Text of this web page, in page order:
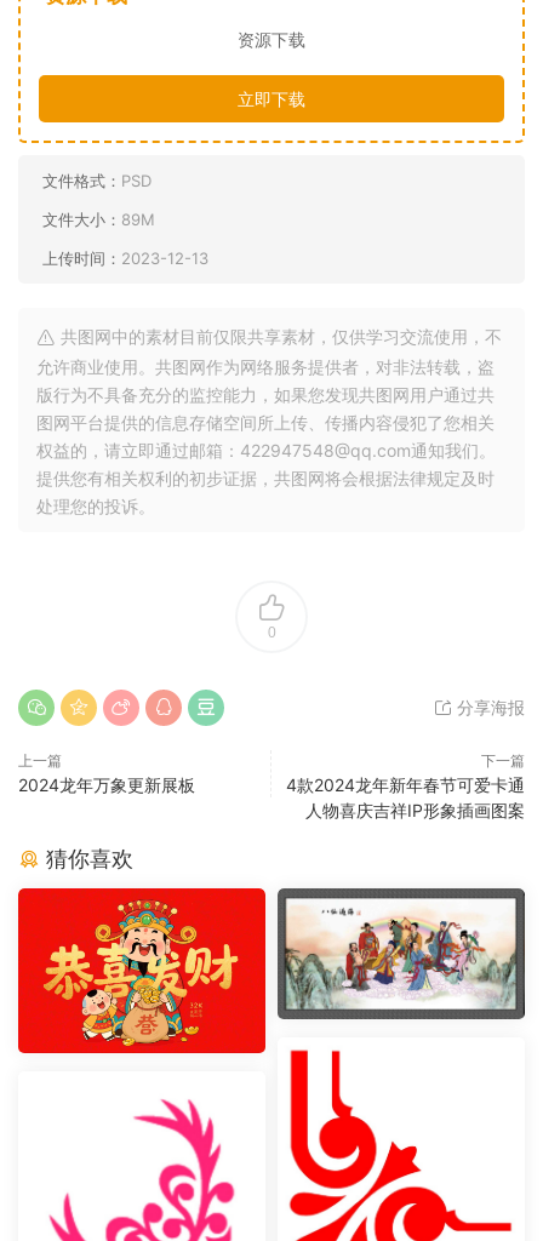
资源下载
立即下载
文件格式： PSD
文件大小： 89M
上传时间： 2023-12-13
共图网中的素材目前仅限共享素材，仅供学习交流使用，不
允许商业使用。共图网作为网络服务提供者，对非法转载，盗
版行为不具备充分的监控能力，如果您发现共图网用户通过共
图网平台提供的信息存储空间所上传、传播内容侵犯了您相关
权益的，请立即通过邮箱：422947548@qq.com通知我们。
提供您有相关权利的初步证据，共图网将会根据法律规定及时
处理您的投诉。
0
分享海报
上一篇
2024龙年万象更新展板
下一篇
4款2024龙年新年春节可爱卡通
人物喜庆吉祥IP形象插画图案
猜你喜欢